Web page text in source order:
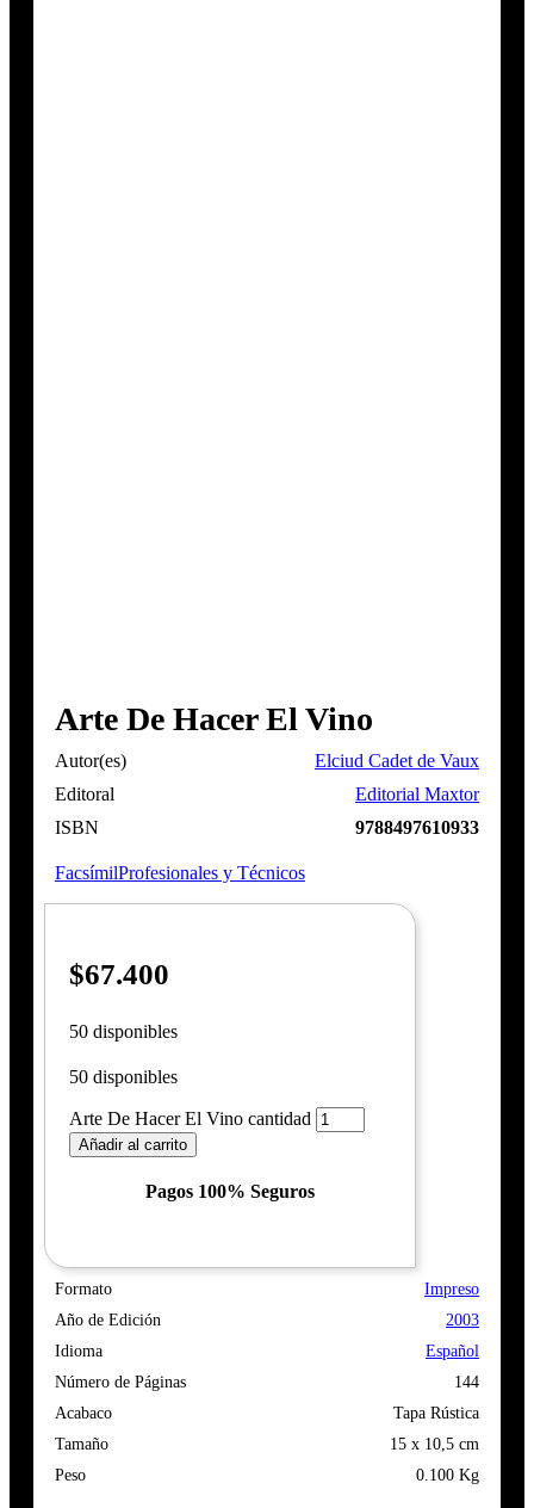
Arte De Hacer El Vino
Autor(es)
Elciud Cadet de Vaux
Editoral
Editorial Maxtor
ISBN
9788497610933
FacsímilProfesionales y Técnicos
$67.400
50 disponibles
50 disponibles
Arte De Hacer El Vino cantidad
Añadir al carrito
Pagos 100% Seguros
Formato
Impreso
Año de Edición
2003
Idioma
Español
Número de Páginas
144
Acabaco
Tapa Rústica
Tamaño
15 x 10,5 cm
Peso
0.100 Kg